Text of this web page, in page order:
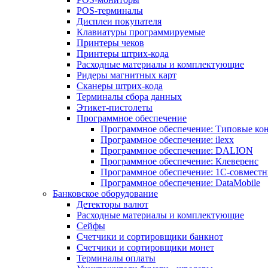
POS-терминалы
Дисплеи покупателя
Клавиатуры программируемые
Принтеры чеков
Принтеры штрих-кода
Расходные материалы и комплектующие
Ридеры магнитных карт
Сканеры штрих-кода
Терминалы сбора данных
Этикет-пистолеты
Программное обеспечение
Программное обеспечение: Типовые
Программное обеспечение: ilexx
Программное обеспечение: DALION
Программное обеспечение: Клеверенс
Программное обеспечение: 1С-
Программное обеспечение: DataMobile
Банковское оборудование
Детекторы валют
Расходные материалы и комплектующие
Сейфы
Счетчики и сортировщики банкнот
Счетчики и сортировщики монет
Терминалы оплаты